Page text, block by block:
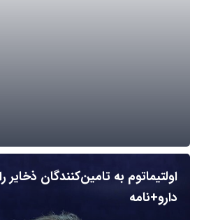
اولتیماتوم به تامین‌کنندگان ذخایر
دارو+نامه